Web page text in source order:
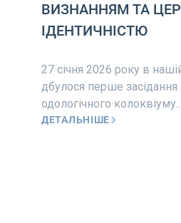
ВИЗНАННЯМ ТА
ІДЕНТИЧНІСТЮ
27 січня 2026 року в
дбулося перше
одологічного колоквіуму...
ДЕТАЛЬНІШЕ